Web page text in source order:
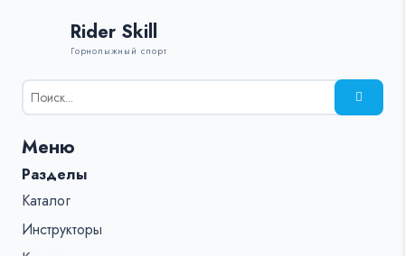
Rider Skill
Горнолыжный спорт
Результаты
поиска
%s:
Меню
Разделы
Каталог
Инструкторы